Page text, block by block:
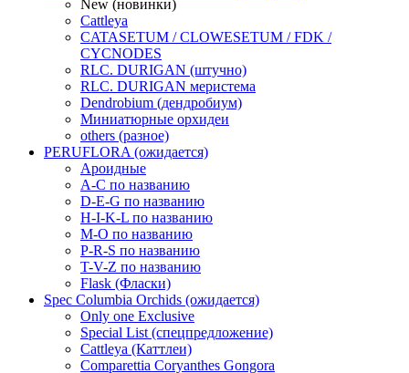
New (новинки)
Cattleya
CATASETUM / CLOWESETUM / FDK /
CYCNODES
RLC. DURIGAN (штучно)
RLC. DURIGAN меристема
Dendrobium (дендробиум)
Миниатюрные орхидеи
others (разное)
PERUFLORA (ожидается)
Ароидные
A-C по названию
D-E-G по названию
H-I-K-L по названию
M-O по названию
P-R-S по названию
T-V-Z по названию
Flask (Фласки)
Spec Columbia Orchids (ожидается)
Only one Exclusive
Special List (спецпредложение)
Cattleya (Каттлеи)
Comparettia Coryanthes Gongora